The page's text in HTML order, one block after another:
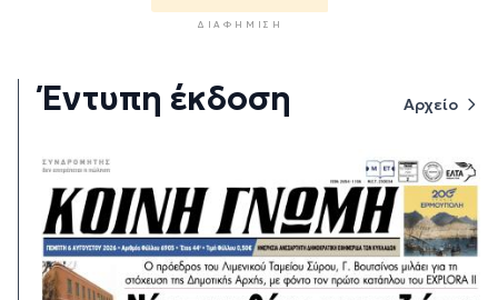
ΔΙΑΦΉΜΙΣΗ
Έντυπη έκδοση Αρχείο